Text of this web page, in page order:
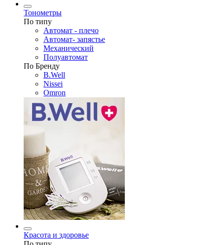
Тонометры
По типу
Автомат - плечо
Автомат- запястье
Механический
Полуавтомат
По Бренду
B.Well
Nissei
Omron
Красота и здоровье